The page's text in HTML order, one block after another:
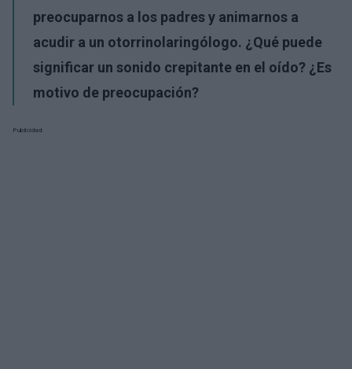
preocuparnos a los padres y animarnos a
acudir a un otorrinolaringólogo. ¿Qué puede
significar un sonido crepitante en el oído? ¿Es
motivo de preocupación?
Publicidad: